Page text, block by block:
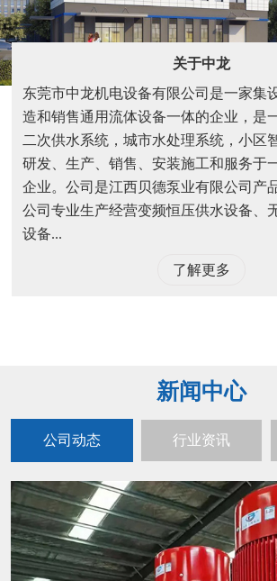
关于中龙
东莞市中龙机电设备有限公司是一家集
造和销售通用流体设备一体的企业，是
二次供水系统，城市水处理系统，小区
研发、生产、销售、安装施工和服务于
企业。公司是江西贝德泵业有限公司产
公司专业生产经营变频恒压供水设备、
设备...
了解更多
新闻中心
公司动态 行业资讯